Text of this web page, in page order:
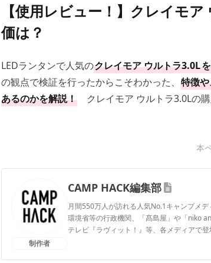
【使用レビュー！】クレイモ
価は？
LEDランタンで人気のクレイモア ウルトラ3.0L
の観点で検証を行ったからこそわかった、 特徴
あるのかを解説！クレイモア ウルトラ3.0Lの購
本
制作者
CAMP HACK編集部
月間550万人が訪れる人気No.1キャンプメ
環境省等の行政機関、「髙島屋」や「niko
テレビ『ラヴィット！』等、各メディアで登